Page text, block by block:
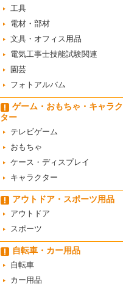
工具
電材・部材
文具・オフィス用品
電気工事士技能試験関連
園芸
フォトアルバム
ゲーム・おもちゃ・キャラク
ター
テレビゲーム
おもちゃ
ケース・ディスプレイ
キャラクター
アウトドア・スポーツ用品
アウトドア
スポーツ
自転車・カー用品
自転車
カー用品